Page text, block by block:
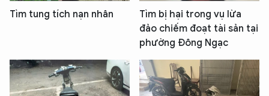
Tìm tung tích nạn nhân
Tìm bị hại trong vụ lừa
đảo chiếm đoạt tài sản tại
phường Đông Ngạc